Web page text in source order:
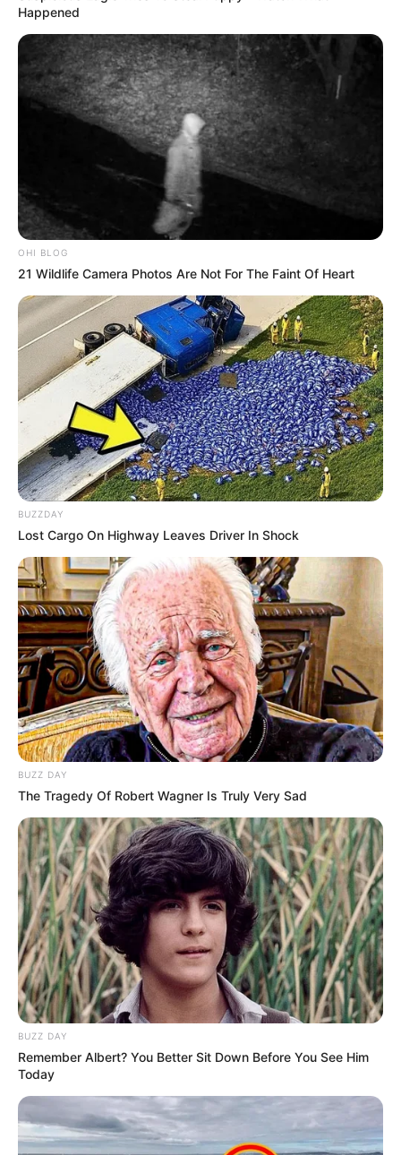
homem de 49 anosestava desacordado, enquanto
o menino
de 10 anos se mantinha consciente, embora incapaz de abrir a
porta sozinho.
🏥 Resgate humanitário
Após o resgate, Gelson avaliou
que ambos apresentavam
escoriações e sinais de hipotermia decorrentes da água
gelada. Ele conduziu o pai e o filho até a Unidade Básica de Saúde
(UBS) de Quevedos, onde providenciou aquecimento com banho
quente, curativos e estabilização clínica antes de encaminhá-los ao
hospital de Tupanciretã.
VEJA TAMBÉM:
11 da enfermagem passam mal após café em hospital.
✳️Bebê sobrevive após ser levado por tornado.
✳️Exame com cera de ouvido identifica câncer.
✳️Israelense aos 19 anos: a mulher mais bonita...
Técnica contra câncer de mama atinge 100%...
👨‍👩‍👦 Importância da atitude
Gelson destacou que
a postura do menino de manter a cabeça
grave.
-G
“Se fosse mais alguns minutos,a situação poderia ter evoluído
para algo muito mais grave”, relatou o enfermeiro sobre o
comportamento da criança durante o incidente.
Happened
OHI BLOG
21 Wildlife Camera Photos Are Not For The Faint Of Heart
BUZZDAY
Lost Cargo On Highway Leaves Driver In Shock
BUZZ DAY
The Tragedy Of Robert Wagner Is Truly Very Sad
BUZZ DAY
Remember Albert? You Better Sit Down Before You See Him
Today